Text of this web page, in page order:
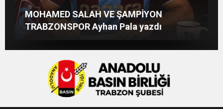
TS Divan Başkanlık Kurulunun Basın
Açıklaması
MOHAMED SALAH VE ŞAMPİYON
TRABZONSPOR Ayhan Pala yazdı
Afşin Heyetinden Kaymakam Muammer
Sarıdoğan’a Beşikdüzü’nde hayırlı olsun
Beşikdüzü’ne Yakışan Bir Park İstiyoruz
Kadir Uludüz Yazdı